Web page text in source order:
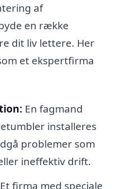
af
en række
dit liv lettere. Her
et ekspertfirma
En fagmand
installeres
problemer som
ineffektiv drift.
Et firma med speciale